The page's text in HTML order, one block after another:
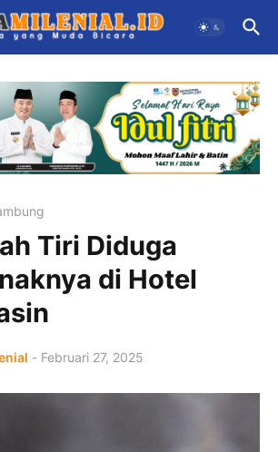
Tiri Diduga
di Hotel
- Februari 27, 2025